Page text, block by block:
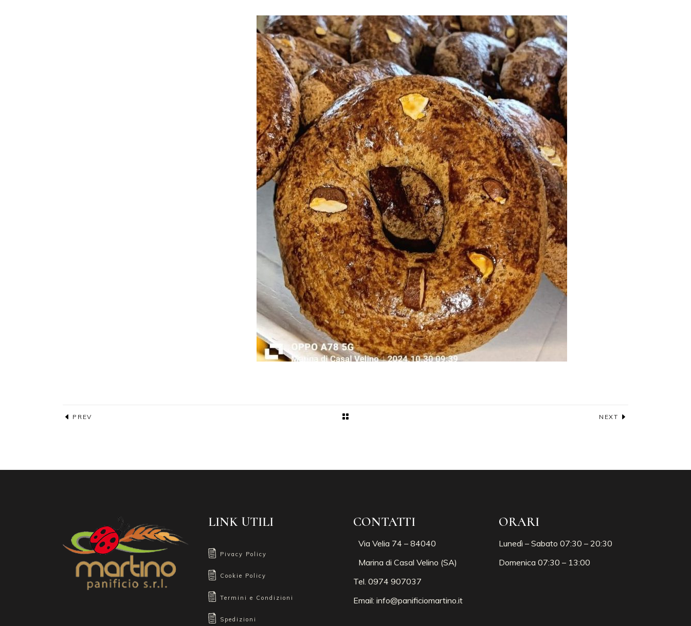
PREV NEXT
LINK UTILI
Pivacy Policy
Cookie Policy
Termini e Condizioni
Spedizioni
CONTATTI
Via Velia 74 – 84040
Marina di Casal Velino (SA)
Tel. 0974 907037
Email: info@panificiomartino.it
ORARI
Lunedì – Sabato 07:30 – 20:30
Domenica 07:30 – 13:00